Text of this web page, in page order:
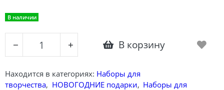
В наличии
− + В корзину
Находится в категориях: Наборы для
творчества, НОВОГОДНИЕ подарки, Наборы для